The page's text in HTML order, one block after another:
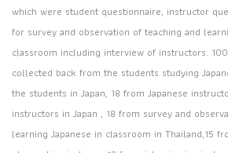
which were student questionnaire, instructor
for survey and observation of teaching and
classroom including interview of instructors.
collected back from the students studying
the students in Japan, 18 from Japanese
instructors in Japan , 18 from survey and
learning Japanese in classroom in Thailand,15